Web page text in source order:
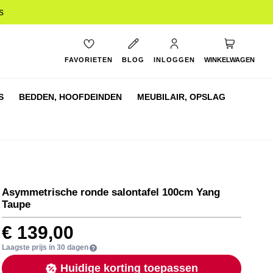
FAVORIETEN BLOG INLOGGEN WINKELWAGEN
BEDDEN, HOOFDEINDEN MEUBILAIR, OPSLAG
Asymmetrische ronde salontafel 100cm Yang
Taupe
€ 139,00
Laagste prijs in 30 dagen
Huidige korting toepassen